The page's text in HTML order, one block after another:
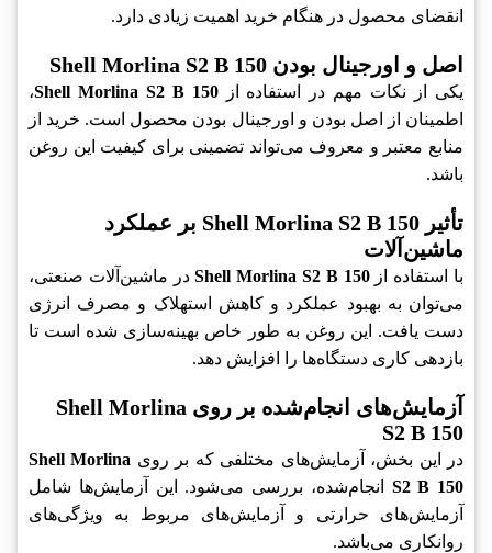
انقضای محصول در هنگام خرید اهمیت زیادی دارد.
اصل و اورجینال بودن Shell Morlina S2 B 150
یکی از نکات مهم در استفاده ازShell Morlina S2 B 150،
اطمینان از اصل بودن و اورجینال بودن محصول است. خرید از
منابع معتبر و معروف می‌تواند تضمینی برای کیفیت این روغن
باشد.
تأثیر Shell Morlina S2 B 150 بر عملکرد
ماشین‌آلات
با استفاده ازShell Morlina S2 B 150در ماشین‌آلات صنعتی،
می‌توان به بهبود عملکرد و کاهش استهلاک و مصرف انرژی
دست یافت. این روغن به طور خاص بهینه‌سازی شده است تا
بازدهی کاری دستگاه‌ها را افزایش دهد.
آزمایش‌های انجام‌شده بر روی Shell Morlina
S2 B 150
در این بخش، آزمایش‌های مختلفی که بر روی Shell Morlina
S2 B 150 انجام‌شده، بررسی می‌شود. این آزمایش‌ها شامل
آزمایش‌های حرارتی و آزمایش‌های مربوط به ویژگی‌های
روانکاری می‌باشد.